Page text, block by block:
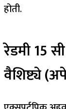
होती.
रेडमी 15
वैशिष्ट्ये